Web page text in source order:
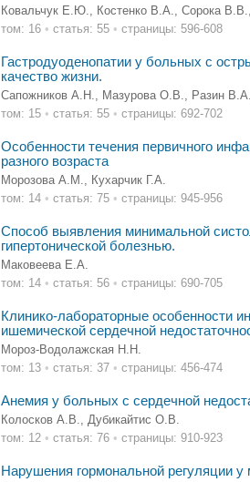
Ковальчук Е.Ю., Костенко В.А., Сорока
том: 16 • статья: 55 • страницы: 596-608
Гастродуоденопатии у больных с
качество жизни.
Сапожников А.Н., Мазурова О.В., Разин
том: 15 • статья: 55 • страницы: 692-702
Особенности течения первичного
разного возраста
Морозова А.М., Кухарчик Г.А.
том: 14 • статья: 75 • страницы: 945-956
Способ выявления минимальной
гипертонической болезнью.
Маковеева Е.А.
том: 14 • статья: 56 • страницы: 690-705
Клинико-лабораторные особенности
ишемической сердечной
Мороз-Водолажская Н.Н.
том: 13 • статья: 37 • страницы: 456-474
Анемия у больных с сердечной
Колосков А.В., Дубикайтис О.В.
том: 12 • статья: 76 • страницы: 910-923
Нарушения гормональной регуляции